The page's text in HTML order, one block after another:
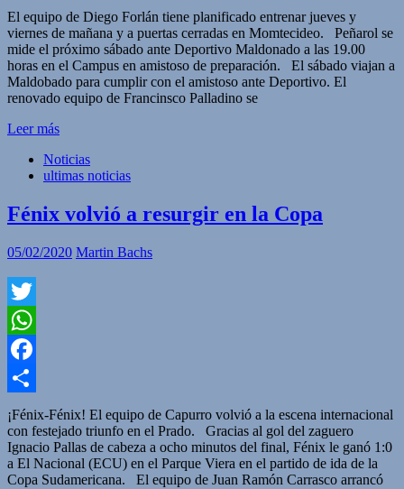
Compartir
El equipo de Diego Forlán tiene planificado entrenar jueves y
viernes de mañana y a puertas cerradas en Momtecideo. Peñarol se
mide el próximo sábado ante Deportivo Maldonado a las 19.00
horas en el Campus en amistoso de preparación. El sábado viajan a
Maldobado para cumplir con el amistoso ante Deportivo. El
renovado equipo de Francinsco Palladino se
Leer más
Noticias
ultimas noticias
Fénix volvió a resurgir en la Copa
05/02/2020 Martin Bachs
Twitter
WhatsApp
Facebook
Compartir
¡Fénix-Fénix! El equipo de Capurro volvió a la escena internacional
con festejado triunfo en el Prado. Gracias al gol del zaguero
Ignacio Pallas de cabeza a ocho minutos del final, Fénix le ganó 1:0
a El Nacional (ECU) en el Parque Viera en el partido de ida de la
Copa Sudamericana. El equipo de Juan Ramón Carrasco arrancó